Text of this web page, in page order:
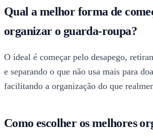
Qual a melhor forma de
organizar o guarda-roupa?
O ideal é começar pelo desapego,
e separando o que não usa mais para
facilitando a organização do que
Como escolher os melhores